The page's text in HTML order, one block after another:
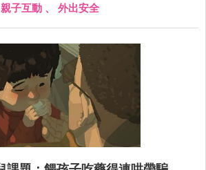
親子互動 、 外出安全